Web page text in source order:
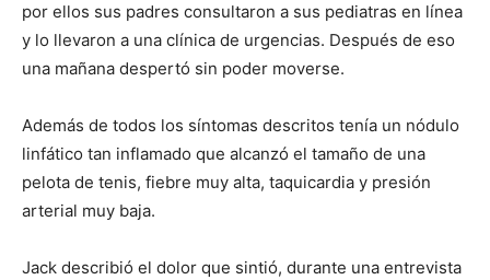
por ellos sus padres consultaron a sus pediatras en línea
y lo llevaron a una clínica de urgencias. Después de eso
una mañana despertó sin poder moverse.
Además de todos los síntomas descritos tenía un nódulo
linfático tan inflamado que alcanzó el tamaño de una
pelota de tenis, fiebre muy alta, taquicardia y presión
arterial muy baja.
Jack describió el dolor que sintió, durante una entrevista